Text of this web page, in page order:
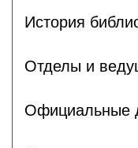
История
Отделы и
Официальные